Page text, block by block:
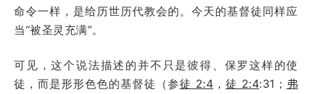
命令一样，是给历世历代教会的。今天的基督徒同样应
当“被圣灵充满”。
可见，这个说法描述的并不只是彼得、保罗这样的使
徒，而是形形色色的基督徒（参徒 2:4 ， 徒 2:4:31； 弗